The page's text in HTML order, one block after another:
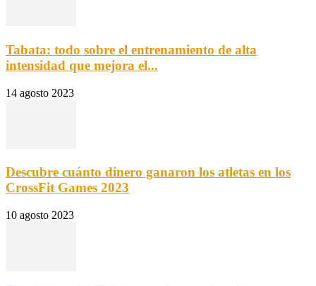
Tabata: todo sobre el entrenamiento de alta
intensidad que mejora el...
14 agosto 2023
Descubre cuánto dinero ganaron los atletas en los
CrossFit Games 2023
10 agosto 2023